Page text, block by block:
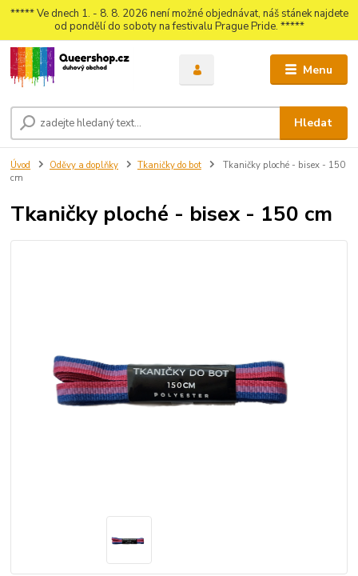
***** Ve dnech 1. - 8. 8. 2026 není možné objednávat, náš stánek najdete
od pondělí do soboty na festivalu Prague Pride. *****
Menu
Hledat
Úvod Oděvy a doplňky Tkaničky do bot
Tkaničky ploché - bisex - 150
cm
Tkaničky ploché - bisex - 150 cm